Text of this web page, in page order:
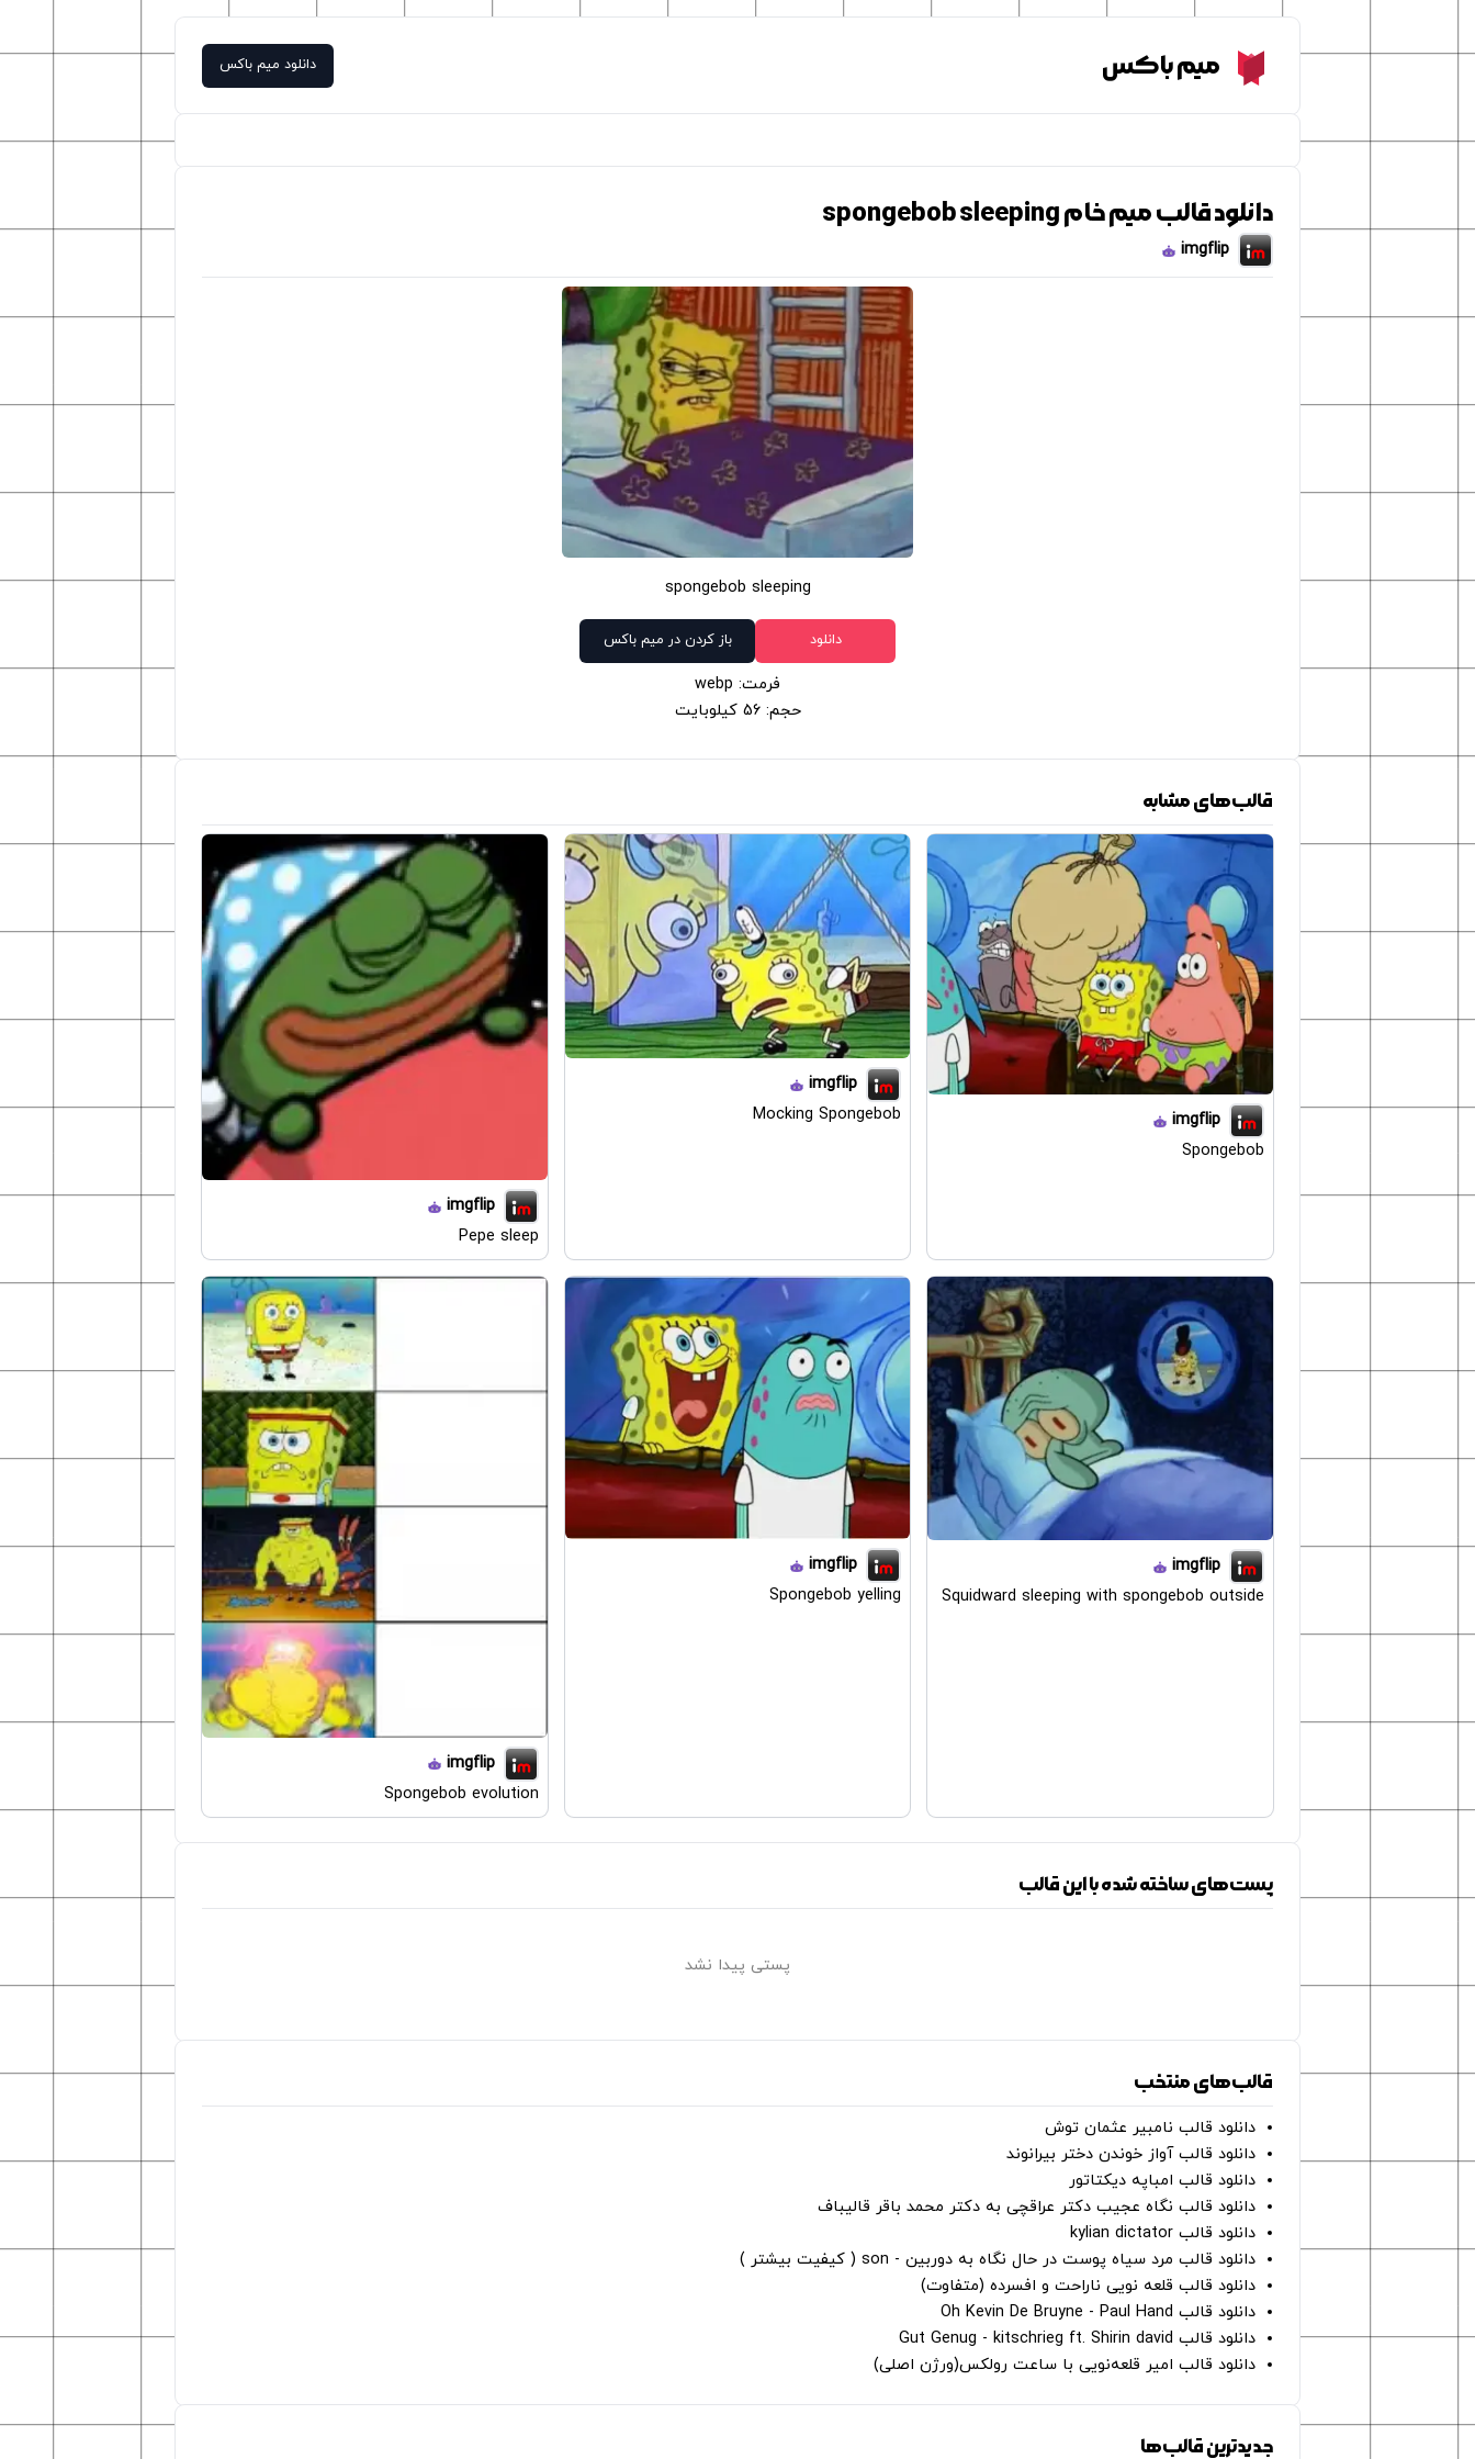
Meme Boxمیم باکس دانلود میم باکس
دانلود قالب میم خام spongebob sleeping
imgflip
spongebob sleeping
دانلود باز کردن در میم باکس
فرمت: webp
حجم: 56 کیلوبایت
قالب‌های مشابه
imgflip
Spongebob
imgflip
Mocking Spongebob
imgflip
Pepe sleep
imgflip
Squidward sleeping with spongebob outside
imgflip
Spongebob yelling
imgflip
Spongebob evolution
پست‌های ساخته شده با این قالب
پستی پیدا نشد
قالب‌های منتخب
دانلود قالب نامبیر عثمان ‌توش
دانلود قالب آواز خوندن دختر بیرانوند
دانلود قالب امباپه دیکتاتور
دانلود قالب نگاه عجیب دکتر عراقچی به دکتر محمد باقر قالیباف
دانلود قالب kylian dictator
دانلود قالب مرد سیاه پوست در حال نگاه به دوربین - son ( کیفیت بیشتر )
دانلود قالب قلعه نویی ناراحت و افسرده (متفاوت)
دانلود قالب Oh Kevin De Bruyne - Paul Hand
دانلود قالب Gut Genug - kitschrieg ft. Shirin david
دانلود قالب امیر قلعه‌نویی با ساعت رولکس(ورژن اصلی)
جدیدترین قالب‌ها